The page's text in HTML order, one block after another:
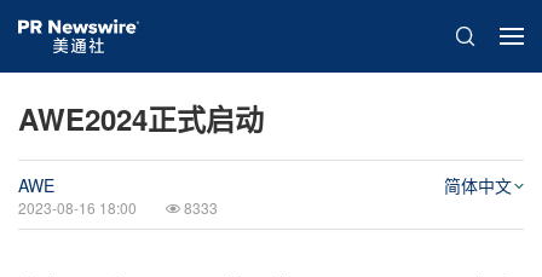
AWE2024正式启动
AWE
2023-08-16 18:00 8333
简体中文